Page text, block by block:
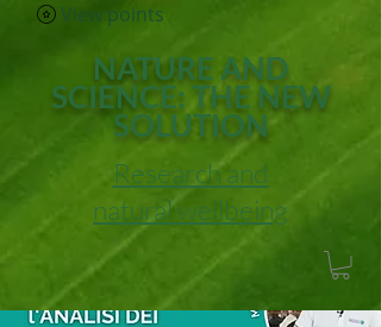
View points
NATURE AND
SCIENCE: THE NEW
SOLUTION
Research and
natural wellbeing